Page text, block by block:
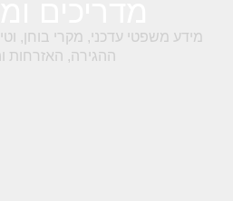
מידע משפטי עדכני, מקרי בוחן,
ההגירה, האזרחות